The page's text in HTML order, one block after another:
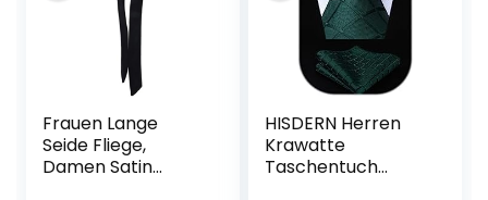
Frauen Lange
Seide Fliege,
Damen Satin
HISDERN Herren
Krawatte
Taschentuch